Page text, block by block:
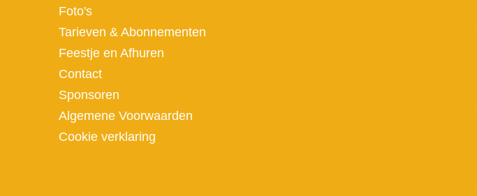
Foto's
Tarieven & Abonnementen
Feestje en Afhuren
Contact
Sponsoren
Algemene Voorwaarden
Cookie verklaring